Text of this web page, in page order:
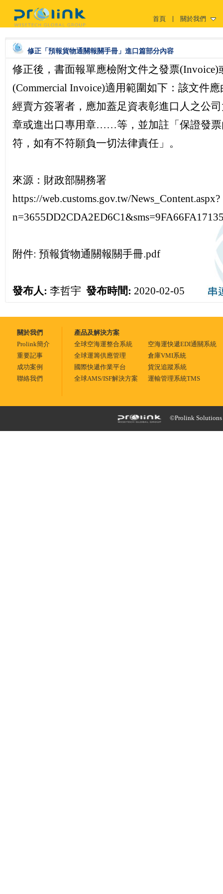
關於我們
首頁
修正「預報貨物通關報關手冊」進口篇部分內容
修正後，書面報單應檢附文件之發票(Invoice)
(Commercial Invoice)適用範圍如下：該文件
經賣方簽署者，應加蓋足資表彰進口人之公
章或進出口專用章……等，並加註「保證發票
符，如有不符願負一切法律責任」。
來源：財政部關務署
https://web.customs.gov.tw/News_Content.aspx?
附件: 預報貨物通關報關手冊.pdf
發布人: 李哲宇 發布時間: 2020-02-05
關於我們
Prolink簡介
重要記事
成功案例
聯絡我們
產品及解決方案
全球空海運整合系統
空海運快遞EDI通關系統
全球運籌供應管理
倉庫VMI系統
國際快遞作業平台
貨況追蹤系統
全球AMS/ISF解決方案
運輸管理系統TMS
©Prolink Solutions